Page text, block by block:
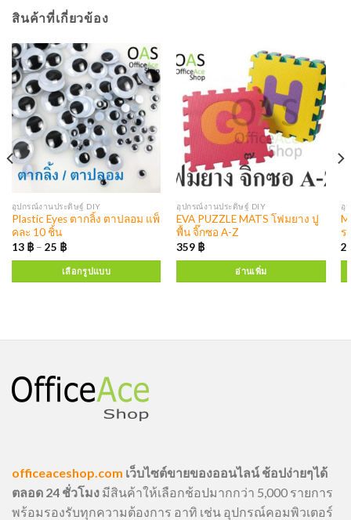
สินค้าที่เกี่ยวข้อง
อุปกรณ์งานประดิษฐ์ DIY
Plastic Eyes ตากลิ้ง ตาปลอม แพ็
คละ 10 ชิ้น
13 ฿– 25 ฿
เลือกรูปแบบ
อุปกรณ์งานประดิษฐ์ DIY
EVA PUZZLE MATS โฟมยาง ปู
พื้น จิ๊กซอ A-Z
359 ฿
อ่านเพิ่ม
อุ
ร
officeaceshop.com เว็บไซต์ขายของออนไลน์ ช้อปง่ายๆได้
ตลอด 24 ชั่วโมง มีสินค้าให้เลือกช้อปมากกว่า 5,000 รายการ
พร้อมรองรับทุกความต้องการ อาทิ เช่น อุปกรณ์คอมพิวเตอร์